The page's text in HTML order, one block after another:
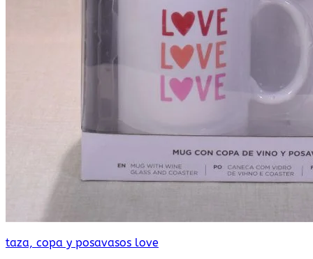
taza, copa y posavasos love